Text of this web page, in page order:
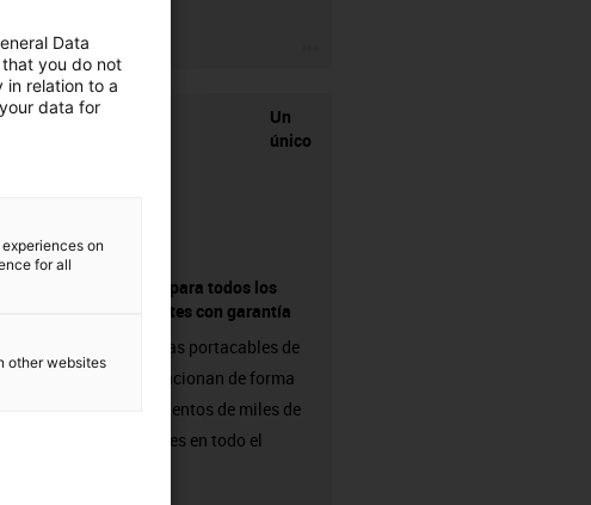
Un
único
proveedor para todos los
componentes con garantía
Las cadenas portacables de
igus ya funcionan de forma
fiable en cientos de miles de
aplicaciones en todo el
Data
that you do not
relation to a
data for
on
for all
other websites